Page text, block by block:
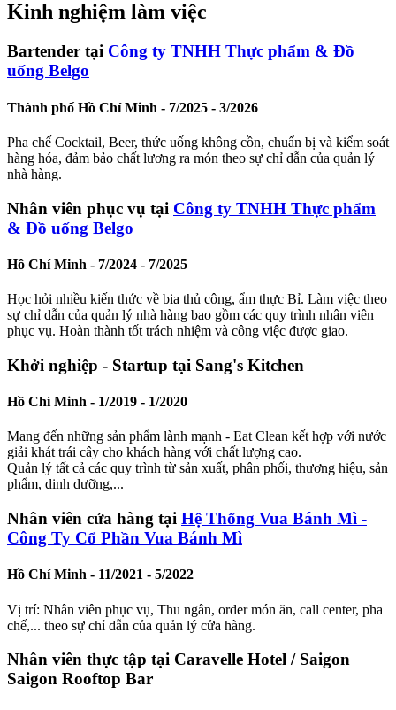
Kinh nghiệm làm việc
Bartender tại Công ty TNHH Thực phẩm & Đồ
uống Belgo
Thành phố Hồ Chí Minh - 7/2025 - 3/2026
Pha chế Cocktail, Beer, thức uống không cồn, chuẩn bị và kiểm soát
hàng hóa, đảm bảo chất lương ra món theo sự chỉ dẫn của quản lý
nhà hàng.
Nhân viên phục vụ tại Công ty TNHH Thực phẩm
& Đồ uống Belgo
Hồ Chí Minh - 7/2024 - 7/2025
Học hỏi nhiều kiến thức về bia thủ công, ẩm thực Bỉ. Làm việc theo
sự chỉ dẫn của quản lý nhà hàng bao gồm các quy trình nhân viên
phục vụ. Hoàn thành tốt trách nhiệm và công việc được giao.
Khởi nghiệp - Startup tại Sang's Kitchen
Hồ Chí Minh - 1/2019 - 1/2020
Mang đến những sản phẩm lành mạnh - Eat Clean kết hợp với nước
giải khát trái cây cho khách hàng với chất lượng cao.
Quản lý tất cả các quy trình từ sản xuất, phân phối, thương hiệu, sản
phẩm, dinh dưỡng,...
Nhân viên cửa hàng tại Hệ Thống Vua Bánh Mì -
Công Ty Cổ Phần Vua Bánh Mì
Hồ Chí Minh - 11/2021 - 5/2022
Vị trí: Nhân viên phục vụ, Thu ngân, order món ăn, call center, pha
chế,... theo sự chỉ dẫn của quản lý cửa hàng.
Nhân viên thực tập tại Caravelle Hotel / Saigon
Saigon Rooftop Bar